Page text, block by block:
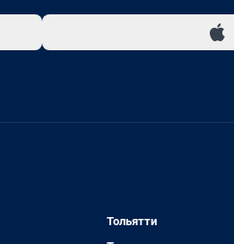
Тольятти